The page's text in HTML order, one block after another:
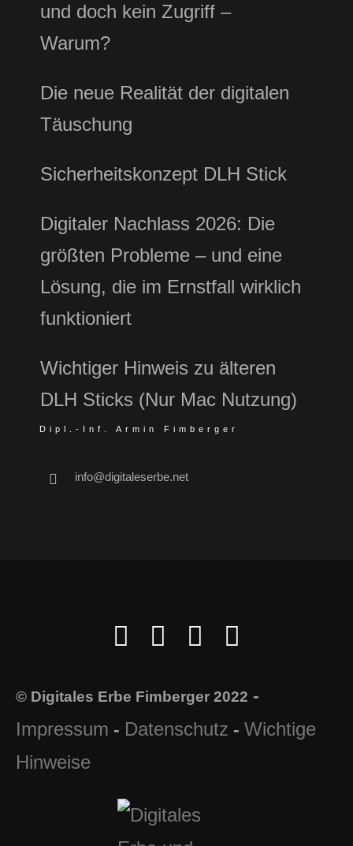
und doch kein Zugriff –
Warum?
Die neue Realität der digitalen
Täuschung
Sicherheitskonzept DLH Stick
Digitaler Nachlass 2026: Die
größten Probleme – und eine
Lösung, die im Ernstfall wirklich
funktioniert
Wichtiger Hinweis zu älteren
DLH Sticks (Nur Mac Nutzung)
Dipl.-Inf. Armin Fimberger
info@digitaleserbe.net
© Digitales Erbe Fimberger 2022 -
Impressum - Datenschutz - Wichtige
Hinweise